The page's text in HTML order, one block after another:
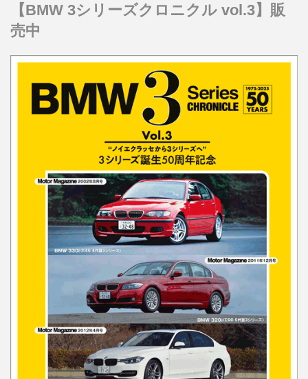
【BMW 3シリーズクロニクル vol.3】販
売中